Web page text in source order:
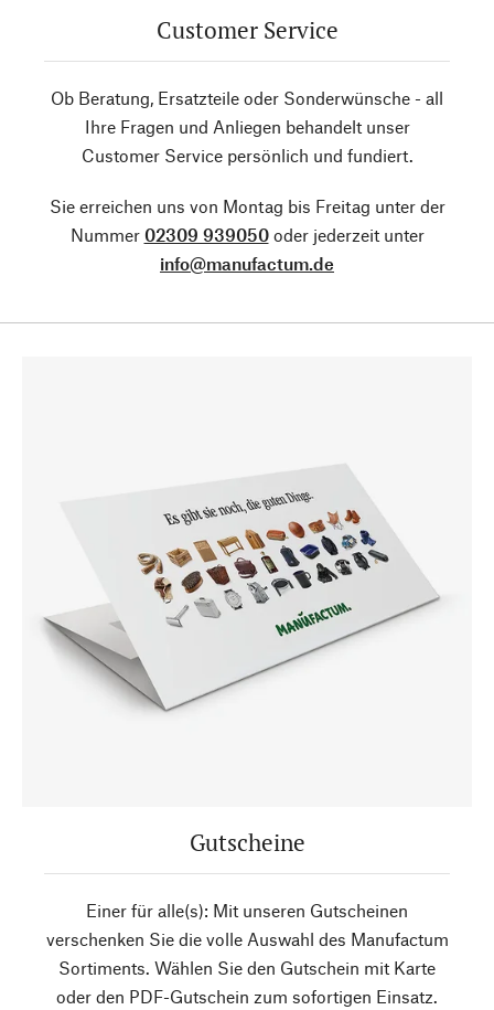
Customer Service
Ob Beratung, Ersatzteile oder Sonderwünsche - all
Ihre Fragen und Anliegen behandelt unser
Customer Service persönlich und fundiert.
Sie erreichen uns von Montag bis Freitag unter der
Nummer 02309 939050oder jederzeit unter
info@manufactum.de
Gutscheine
Einer für alle(s): Mit unseren Gutscheinen
verschenken Sie die volle Auswahl des Manufactum
Sortiments. Wählen Sie den Gutschein mit Karte
oder den PDF-Gutschein zum sofortigen Einsatz.